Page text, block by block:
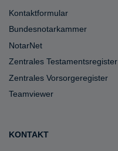
Kontaktformular
Bundesnotarkammer
NotarNet
Zentrales Testamentsregister
Zentrales Vorsorgeregister
Teamviewer
KONTAKT